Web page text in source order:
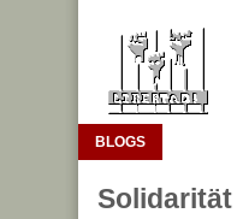
BLOGS